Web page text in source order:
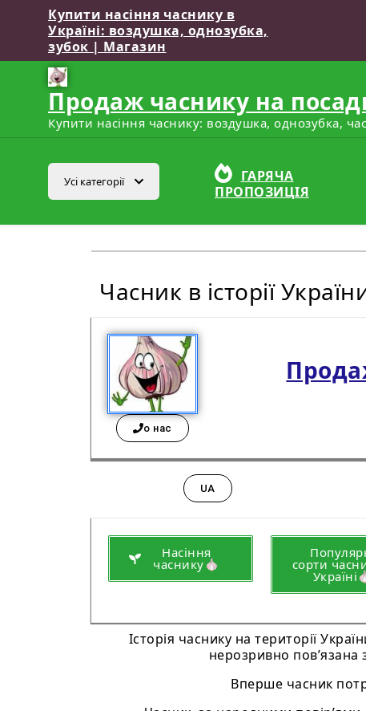
Купити насіння часнику в
Україні: воздушка, однозубка,
зубок | Магазин
Продаж часнику на
Купити насіння часнику: воздушка, однозубка,
Усі категорії
ГАРЯЧА
ПРОПОЗИЦІЯ
Часник в історії
о нас
UA
Насіння
часнику🧄 сорти
Історія часнику на території
нерозривно
Вперше часник